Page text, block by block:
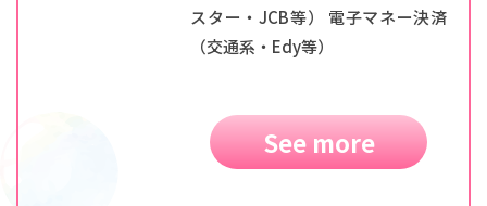
スター・JCB等） 電子マネー決済
（交通系・Edy等）
See more